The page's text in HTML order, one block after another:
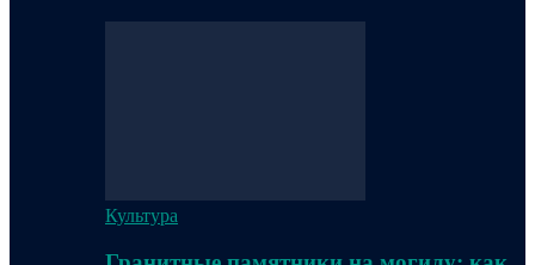
Культура